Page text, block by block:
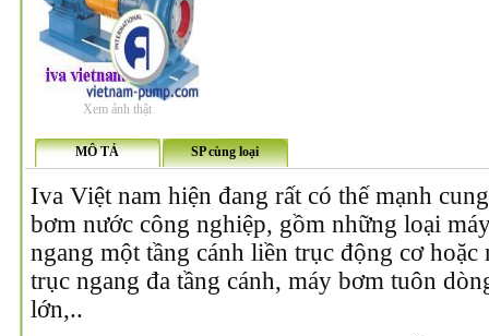
Xem ảnh thật
MÔ TẢ SP cùng loại
Iva Việt nam hiện đang rất có thế mạnh
bơm nước công nghiệp, gồm những loại
ngang một tầng cánh liền trục động cơ
trục ngang đa tầng cánh, máy bơm tuôn
lớn,..